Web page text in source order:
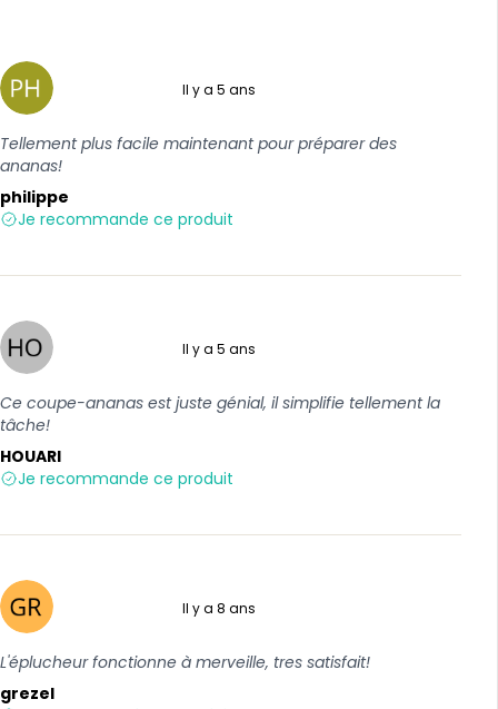
Il y a 5 ans
Tellement plus facile maintenant pour préparer des
ananas!
philippe
Je recommande ce produit
Il y a 5 ans
Ce coupe-ananas est juste génial, il simplifie tellement la
tâche!
HOUARI
Je recommande ce produit
Il y a 8 ans
L'éplucheur fonctionne à merveille, tres satisfait!
grezel